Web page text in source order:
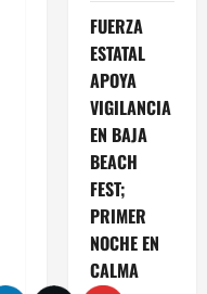
FUERZA
ESTATAL
APOYA
VIGILANCIA
EN BAJA
BEACH
FEST;
PRIMER
NOCHE EN
CALMA